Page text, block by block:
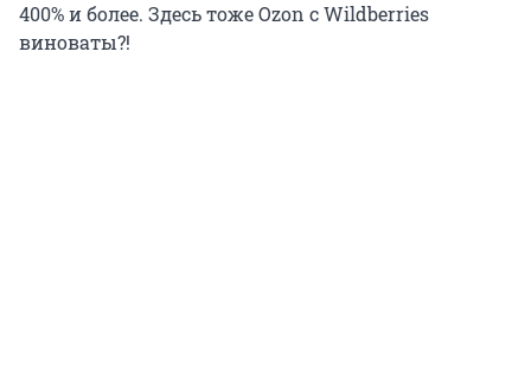
400% и более. Здесь тоже Ozon с Wildberries
виноваты?!